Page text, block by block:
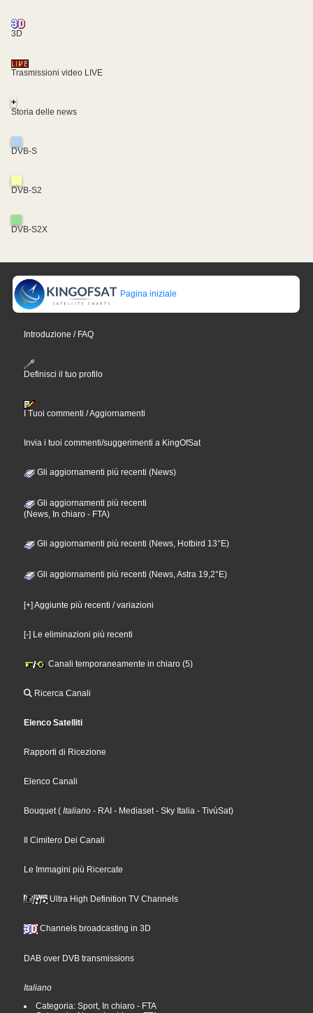
3D
Trasmissioni video LIVE
+
Storia delle news
DVB-S
DVB-S2
DVB-S2X
Pagina iniziale
Introduzione / FAQ
Definisci il tuo profilo
I Tuoi commenti / Aggiornamenti
Invia i tuoi commenti/suggerimenti a KingOfSat
Gli aggiornamenti più recenti (News)
Gli aggiornamenti più recenti
(News, In chiaro - FTA)
Gli aggiornamenti più recenti (News, Hotbird 13°E)
Gli aggiornamenti più recenti (News, Astra 19,2°E)
[+] Aggiunte più recenti / variazioni
[-] Le eliminazioni più recenti
Canali temporaneamente in chiaro (5)
Ricerca Canali
Elenco Satelliti
Rapporti di Ricezione
Elenco Canali
Bouquet( Italiano - RAI - Mediaset- Sky Italia - TivùSat)
Il Cimitero Dei Canali
Le Immagini più Ricercate
Ultra High Definition TV Channels
Channels broadcasting in 3D
DAB over DVB transmissions
Italiano
Categoria: Sport, In chiaro - FTA